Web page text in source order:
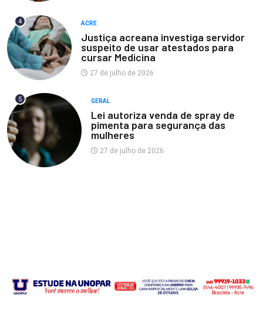
4 ACRE
Justiça acreana investiga servidor
suspeito de usar atestados para
cursar Medicina
27 de julho de 2026
5 GERAL
Lei autoriza venda de spray de
pimenta para segurança das
mulheres
27 de julho de 2026